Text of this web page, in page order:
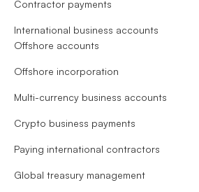
Contractor payments
International business accounts
Offshore accounts
Offshore incorporation
Multi-currency business accounts
Crypto business payments
Paying international contractors
Global treasury management